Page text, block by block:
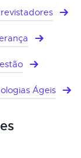
Ágeis